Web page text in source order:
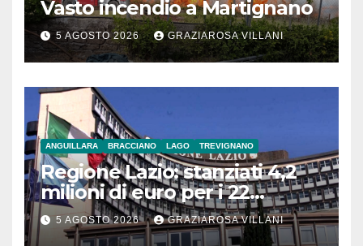
Vasto incendio a Martignano
5 AGOSTO 2026 GRAZIAROSA VILLANI
ANGUILLARA BRACCIANO LAGO TREVIGNANO
Regione Lazio: stanziati 4,2
milioni di euro per i 22
Comuni dell’Etruria
Meridionale
5 AGOSTO 2026 GRAZIAROSA VILLANI